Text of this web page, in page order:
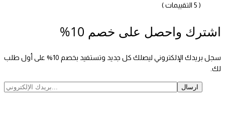
( 5 التقييمات )
اشترك واحصل على خصم 10%
سجل بريدك الإلكتروني ليصلك كل جديد وتستفيد بخصم 10% على أول طلب
لك.